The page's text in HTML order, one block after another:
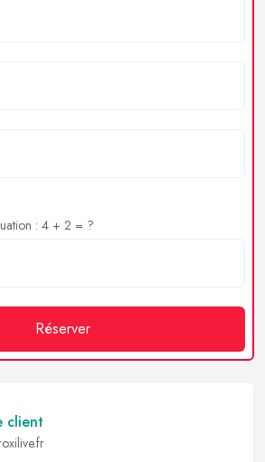
: 4 + 2 = ?
Réserver
client